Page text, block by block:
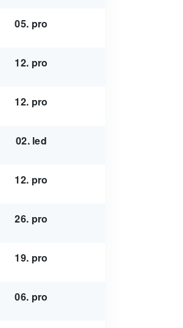
05. pro
12. pro
12. pro
02. led
12. pro
26. pro
19. pro
06. pro